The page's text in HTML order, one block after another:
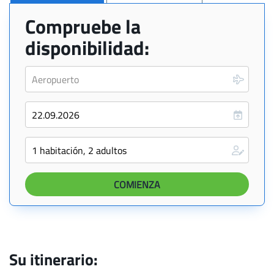
Compruebe la
disponibilidad:
Su itinerario: